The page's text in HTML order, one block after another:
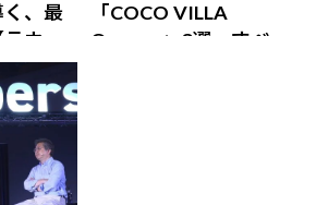
、最
ウン
「COCO VILLA
Owners」3選。すべて